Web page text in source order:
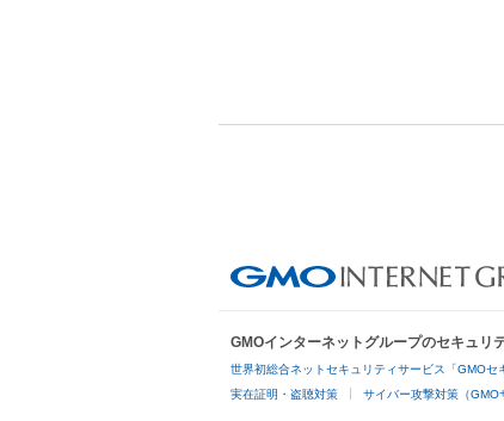
GMOインターネットグループのセキュリ
世界初総合ネットセキュリティサービス「GMOセ
実在証明・盗聴対策 サイバー攻撃対策（GMO